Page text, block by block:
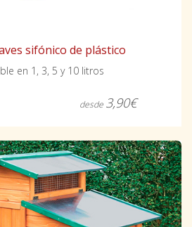
sifónico de plástico
en 1, 3, 5 y 10 litros
desde 3,90€